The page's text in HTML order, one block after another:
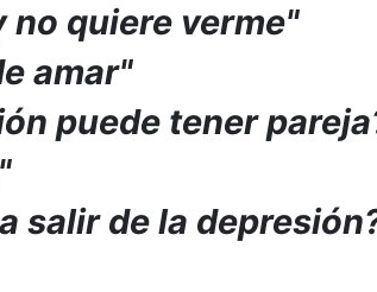
no quiere verme"
amar"
puede tener
salir de la